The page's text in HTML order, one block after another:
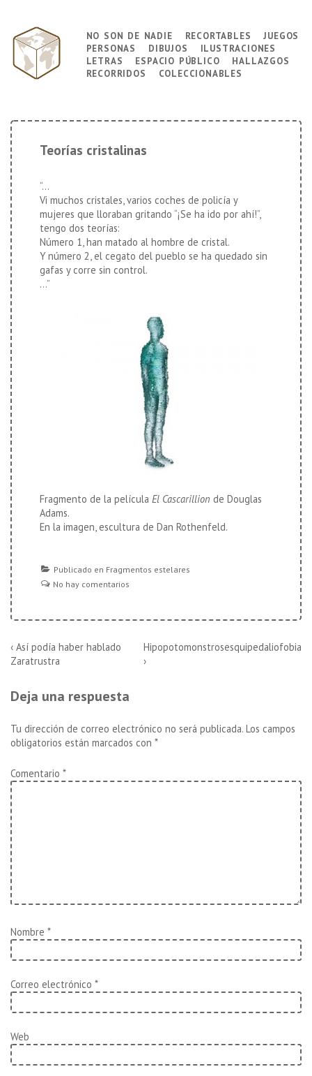
contenido
principal
Navegación
principal
no son de nadie recortables juegos
personas dibujos ilustraciones
letras espacio público hallazgos
recorridos coleccionables
Teorías cristalinas
“…
Vi muchos cristales, varios coches de policía y
mujeres que lloraban gritando “¡Se ha ido por ahí!”,
tengo dos teorías:
Número 1, han matado al hombre de cristal.
Y número 2, el cegato del pueblo se ha quedado sin
gafas y corre sin control.
…”
Fragmento de la película El Cascarillion de Douglas
Adams.
En la imagen, escultura de Dan Rothenfeld.
Publicado en Fragmentos estelares
No hay comentarios
Navegación
entradas
La
entrada
‹ Así podía haber hablado
Zaratrustra
La
entrada
Hipopotomonstrosesquipedaliofobia
›
Deja una respuesta
Tu dirección de correo electrónico no será publicada. Los campos
obligatorios están marcados con *
Comentario *
Nombre *
Correo electrónico *
Web